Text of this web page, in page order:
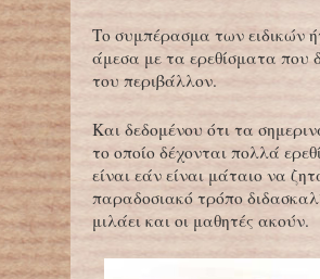
Το συμπέρασμα των ειδικών
άμεσα με τα ερεθίσματα που
του περιβάλλον.
Και δεδομένου ότι τα
το οποίο δέχονται πολλά
είναι εάν είναι μάταιο να
παραδοσιακό τρόπο
μιλάει και οι μαθητές ακούν.